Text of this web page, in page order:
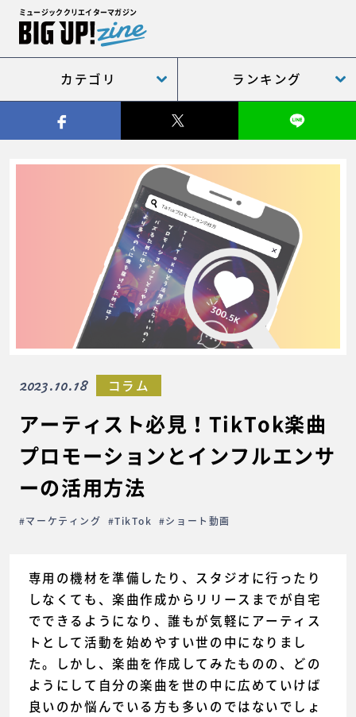
ミュージッククリエイターマガジン
カテゴリ ランキング
アーティスト必見！TikTok楽曲
プロモーションとインフルエンサ
ーの活用方法
2023.10.18 コラム
#マーケティング #TikTok #ショート動画
専用の機材を準備したり、スタジオに行ったり
しなくても、楽曲作成からリリースまでが自宅
でできるようになり、誰もが気軽にアーティス
トとして活動を始めやすい世の中になりまし
た。しかし、楽曲を作成してみたものの、どの
ようにして自分の楽曲を世の中に広めていけば
良いのか悩んでいる方も多いのではないでしょ